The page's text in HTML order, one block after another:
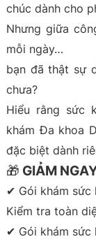
chúc dành cho
Nhưng giữa
mỗi ngày…
bạn đã thật sự
chưa?
Hiểu rằng sức
khám Đa khoa
đặc biệt dành
🎁 GIẢM
✔ Gói khám sức
Kiểm tra toàn
✔ Gói khám sức